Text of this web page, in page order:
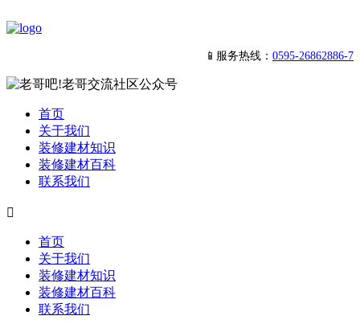
📱服务热线： 0595-26862886-7
首页
关于我们
装修建材知识
装修建材百科
联系我们

首页
关于我们
装修建材知识
装修建材百科
联系我们